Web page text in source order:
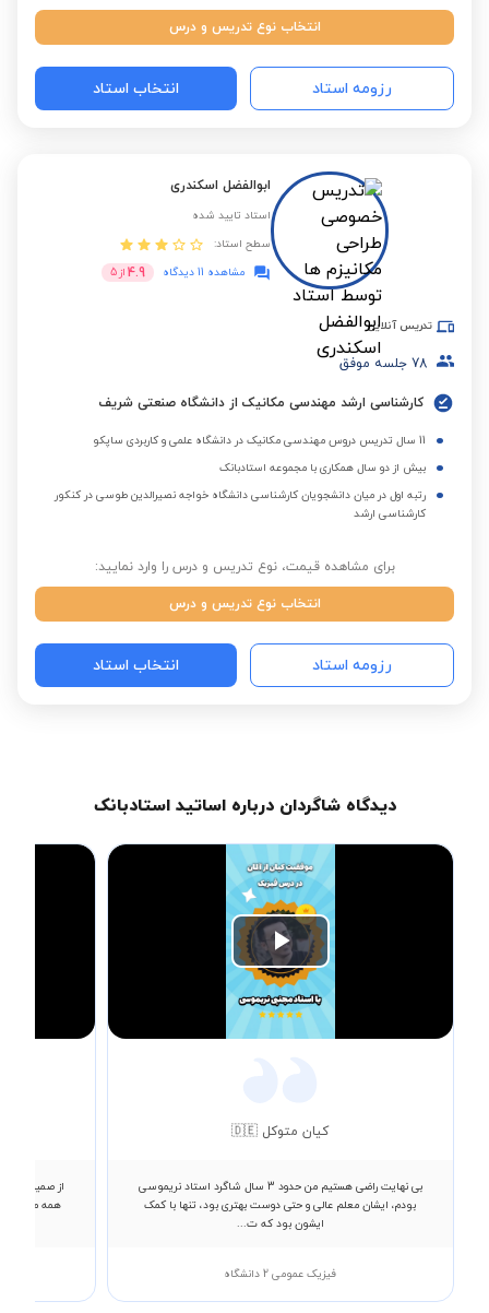
انتخاب نوع تدریس و درس
رزومه استاد انتخاب استاد
ابوالفضل اسکندری
استاد تایید شده
سطح استاد:
مشاهده 11 دیدگاه
4.9 از 5
تدریس آنلاین
78 جلسه موفق
کارشناسی ارشد مهندسی مکانیک از دانشگاه صنعتی شریف
11 سال تدریس دروس مهندسی مکانیک در دانشگاه علمی و کاربردی ساپکو
بیش از دو سال همکاری با مجموعه استادبانک
رتبه اول در میان دانشجویان کارشناسی دانشگاه خواجه نصیرالدین طوسی در کنکور
کارشناسی ارشد
برای مشاهده قیمت، نوع تدریس و درس را وارد نمایید:
انتخاب نوع تدریس و درس
رزومه استاد انتخاب استاد
دیدگاه شاگردان درباره اساتید استادبانک
Play
Video
کیان متوکل 🇩🇪
بی نهایت راضی هستیم من حدود 3 سال شاگرد استاد نریموسی
بودم، ایشان معلم عالی و حتی دوست بهتری بود، تنها با کمک
ایشون بود که ت...
فیزیک عمومی 2 دانشگاه
از صمیم قلب
همه مطالب